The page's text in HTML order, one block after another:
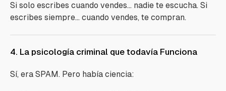
Si solo escribes cuando vendes… nadie te escucha. Si
escribes siempre… cuando vendes, te compran.
4. La psicología criminal que todavía Funciona
Sí, era SPAM. Pero había ciencia: